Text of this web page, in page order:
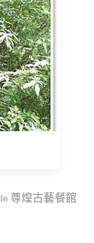
尊煌古藝餐館